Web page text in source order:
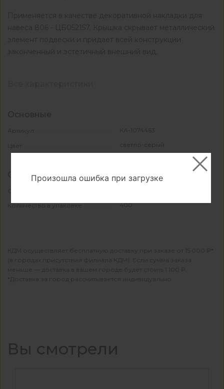
Применяется в качестве декоративной накладки для
навеса 806 - ЦБ052157. Крышка скрывает металлический
элемент подвески и придаёт всей конструкции
законченный и эстетичный внешний вид.
Основные
Артикул КА-1074463
Цвет светло-серый
Свойства и материалы
Количество в упаковке 400
КДМ осуществляет бесплатную доставку при заказе от 15 000 ₽*
(в городах присутствия филиала КДМ). Если сумма заказа
меньше — доставка в вашем городе будет стоить 1 100 ₽.
*Доставка за город рассчитывается индивидуально
Вы смотрели
Произошла ошибка при загрузке